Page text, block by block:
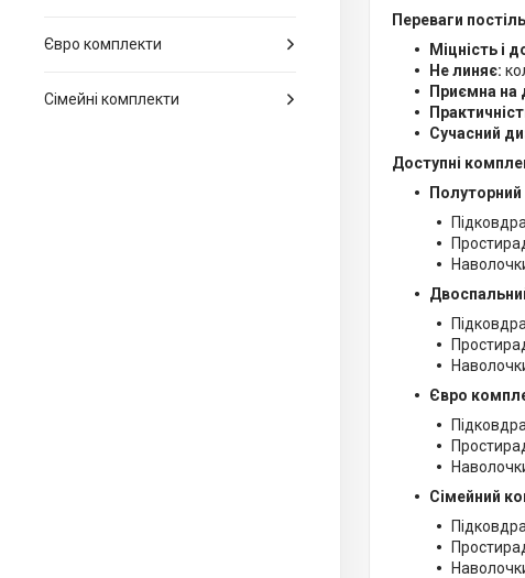
Євро комплекти
Сімейні комплекти
Переваги
Міцність і
Не линяє:
Приємна на
Сучасний
Доступні
Євро
Сімейний